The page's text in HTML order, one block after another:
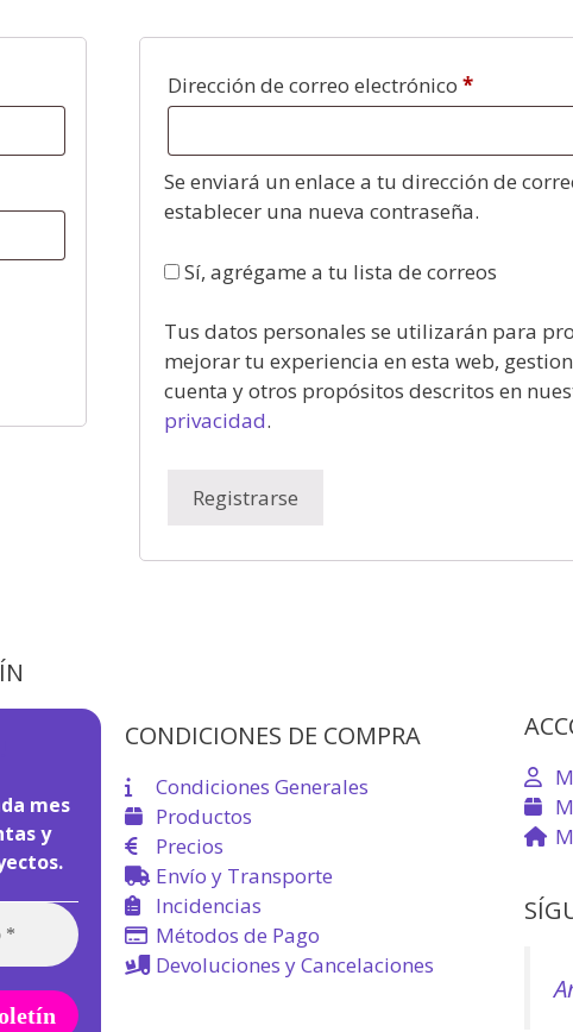
Dirección de correo electrónico *
Se enviará un enlace a tu dirección de
establecer una nueva contraseña.
Sí, agrégame a tu lista de correos
Tus datos personales se utilizarán para
mejorar tu experiencia en esta web,
cuenta y otros propósitos descritos en
privacidad.
Registrarse
mes
y
CONDICIONES DE COMPRA
Condiciones Generales
Productos
Precios
Envío y Transporte
Incidencias
Métodos de Pago
Devoluciones y Cancelaciones